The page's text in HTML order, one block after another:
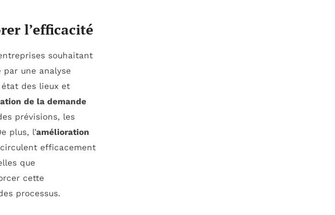
l’efficacité
souhaitant
une analyse
des lieux et
de la demande
prévisions, les
plus, l’amélioration
efficacement
que
cette
processus.